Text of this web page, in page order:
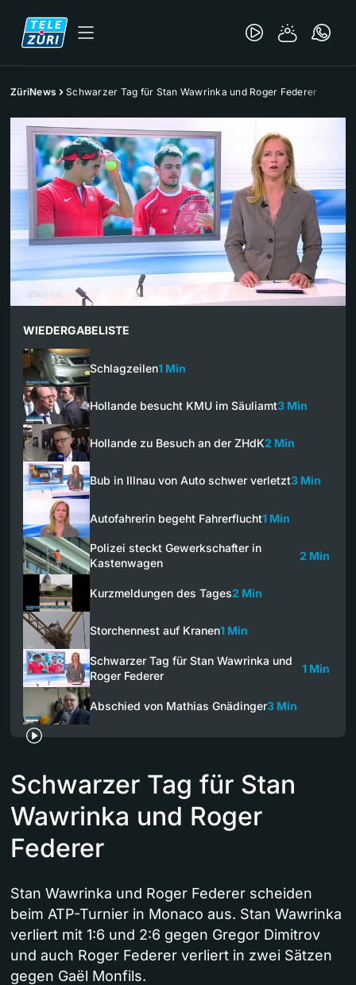
ZüriNews Schwarzer Tag für Stan Wawrinka und Roger Federer
WIEDERGABELISTE
Schlagzeilen1 Min
Hollande besucht KMU im Säuliamt3 Min
Hollande zu Besuch an der ZHdK2 Min
Bub in Illnau von Auto schwer verletzt3 Min
Autofahrerin begeht Fahrerflucht1 Min
Polizei steckt Gewerkschafter in
Kastenwagen
2 Min
Kurzmeldungen des Tages2 Min
Storchennest auf Kranen1 Min
Schwarzer Tag für Stan Wawrinka und
Roger Federer
1 Min
Abschied von Mathias Gnädinger3 Min
Schwarzer Tag für Stan
Wawrinka und Roger
Federer
Stan Wawrinka und Roger Federer scheiden
beim ATP-Turnier in Monaco aus. Stan Wawrinka
verliert mit 1:6 und 2:6 gegen Gregor Dimitrov
und auch Roger Federer verliert in zwei Sätzen
gegen Gaël Monfils.